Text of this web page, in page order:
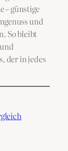
– günstige
und
So bleibt
der in jedes